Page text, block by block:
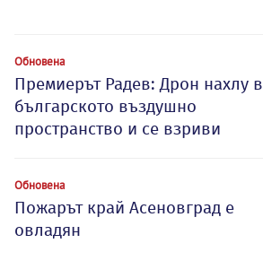
Обновена
Премиерът Радев: Дрон нахлу в
българското въздушно
пространство и се взриви
Обновена
Пожарът край Асеновград е
овладян